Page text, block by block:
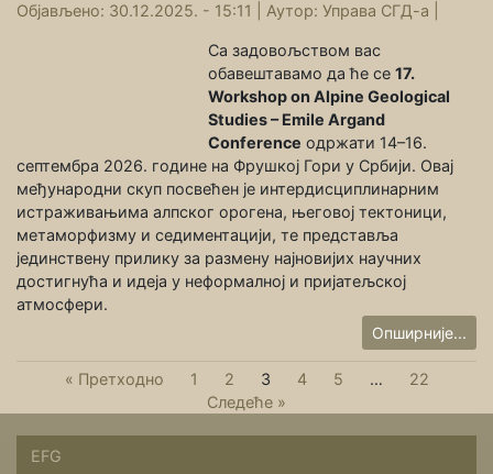
Објављено: 30.12.2025. - 15:11 | Аутор: Управа СГД-а
Са задовољством вас
обавештавамо да ће се 17.
Workshop on Alpine Geological
Studies – Emile Argand
Conference одржати 14–16.
септембра 2026. године на Фрушкој Гори у Србији. Овај
међународни скуп посвећен је интердисциплинарним
истраживањима алпског орогена, његовој тектоници,
метаморфизму и седиментацији, те представља
јединствену прилику за размену најновијих научних
достигнућа и идеја у неформалној и пријатељској
атмосфери.
Опширније...
« Претходно 1 2 3 4 5 …
22
Следеће »
EFG